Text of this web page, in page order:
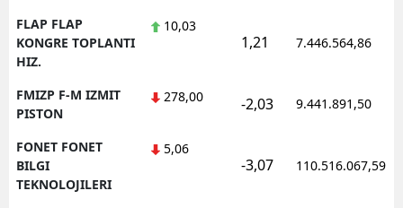
FLAP FLAP
KONGRE TOPLANTI
HIZ.
10,03
1,21 7.446.564,86
FMIZP F-M IZMIT
PISTON
278,00 -2,03 9.441.891,50
FONET FONET
BILGI
TEKNOLOJILERI
5,06
-3,07 110.516.067,59